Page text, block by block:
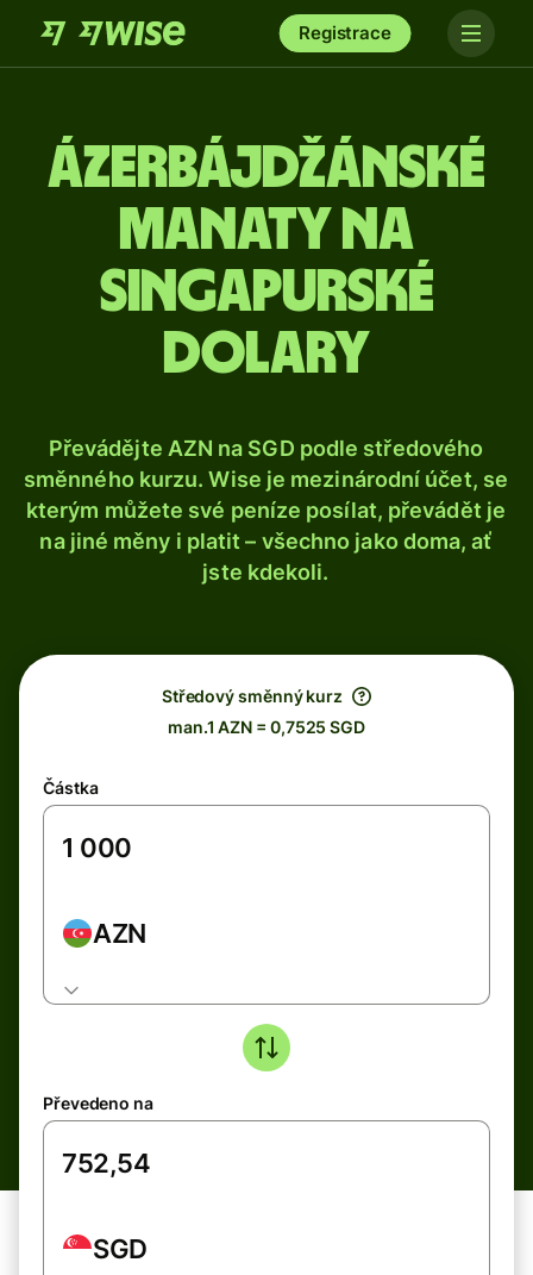
Registrace
Ázerbájdžánské
manaty na
singapurské
dolary
Převádějte AZN na SGD podle středového
směnného kurzu. Wise je mezinárodní účet, se
kterým můžete své peníze posílat, převádět je
na jiné měny i platit – všechno jako doma, ať
jste kdekoli.
Středový směnný kurz
man.1 AZN = 0,7525 SGD
Částka
AZN
Převedeno na
SGD